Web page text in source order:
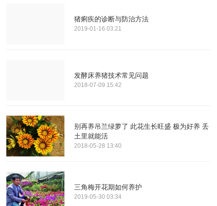
猪痢疾的诊断与防治方法
2019-01-16 03:21
发酵床养猪技术常见问题
2018-07-09 15:42
别再养吊兰绿萝了 此花生长旺盛 极为好养 丢
土里就能活
2018-05-28 13:40
三角梅开花期如何养护
2019-05-30 03:34